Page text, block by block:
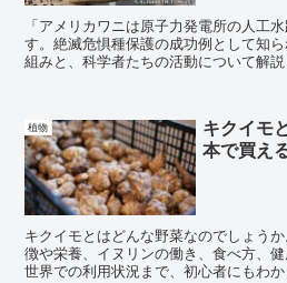
「アメリカワニは原子力発電所の人工
す。絶滅危惧種保護の成功例として知
組みと、科学者たちの活動について解説
植物
キクイモ
本で買え
キクイモとはどんな野菜なのでしょう
徴や栄養、イヌリンの働き、食べ方、健
世界での利用状況まで、初心者にもわか